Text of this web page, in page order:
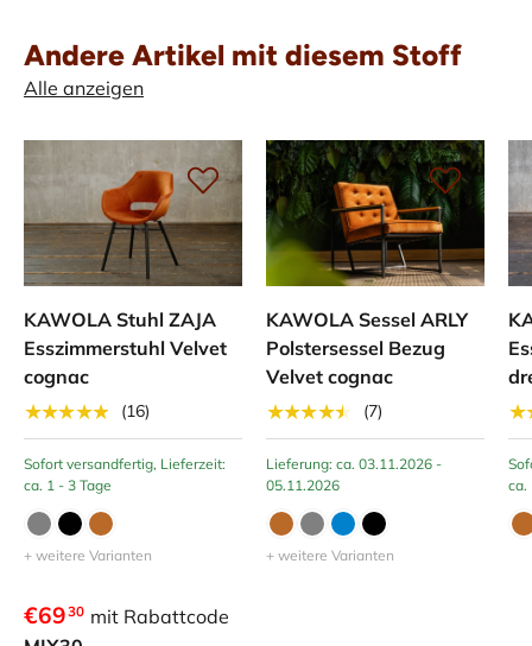
Andere Artikel mit diesem Stoff
Alle anzeigen
KAWOLA Stuhl ZAJA
Esszimmerstuhl Velvet
cognac
★★★★★
(16)
Sofort versandfertig, Lieferzeit:
ca. 1 - 3 Tage
+ weitere Varianten
€6930 mit Rabattcode
KAWOLA Sessel ARLY
Polstersessel Bezug
Velvet cognac
★★★★★
(7)
Lieferung: ca. 03.11.2026 -
05.11.2026
+ weitere Varianten
ca.